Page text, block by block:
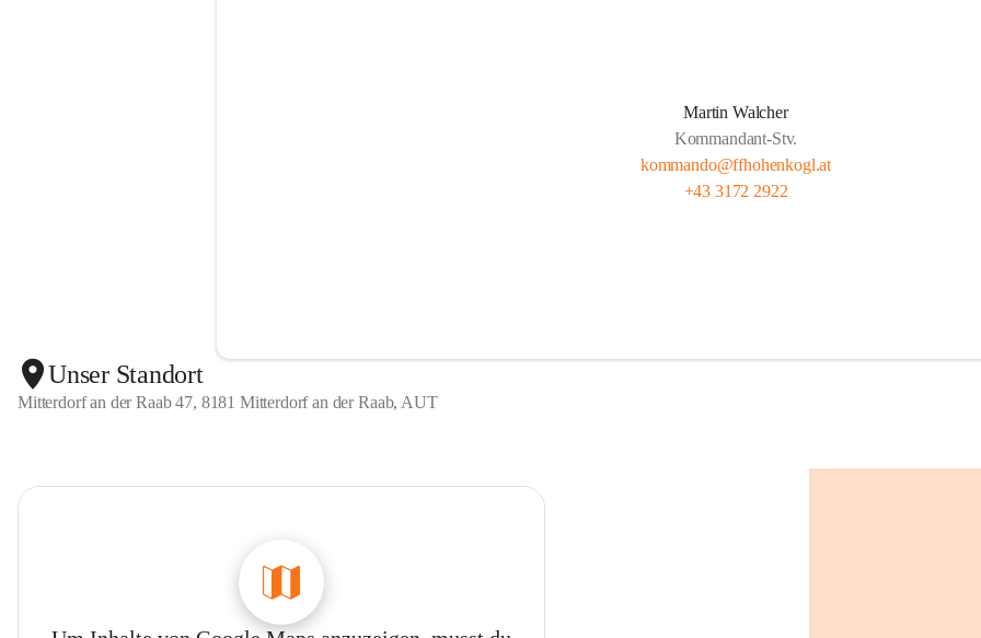
Martin Walcher
Kommandant-Stv.
kommando@ffhohenkogl.at
+43 3172 2922
Unser Standort
Mitterdorf an der Raab 47, 8181 Mitterdorf an der Raab, AUT